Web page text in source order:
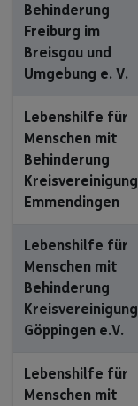
Behinderung
Freiburg im
Breisgau und
Umgebung e. V.
Lebenshilfe für
Menschen mit
Behinderung
Kreisvereinigung
Emmendingen
Lebenshilfe für
Menschen mit
Behinderung
Kreisvereinigung
Göppingen e.V.
Lebenshilfe für
Menschen mit